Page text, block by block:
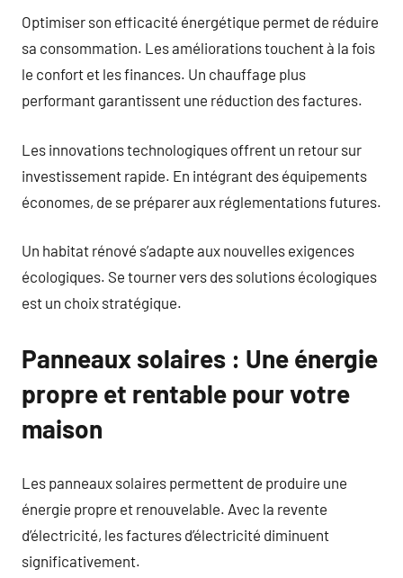
Optimiser son efficacité énergétique permet de réduire
sa consommation. Les améliorations touchent à la fois
le confort et les finances. Un chauffage plus
performant garantissent une réduction des factures.
Les innovations technologiques offrent un retour sur
investissement rapide. En intégrant des équipements
économes, de se préparer aux réglementations futures.
Un habitat rénové s’adapte aux nouvelles exigences
écologiques. Se tourner vers des solutions écologiques
est un choix stratégique.
Panneaux solaires : Une énergie
propre et rentable pour votre
maison
Les panneaux solaires permettent de produire une
énergie propre et renouvelable. Avec la revente
d’électricité, les factures d’électricité diminuent
significativement.